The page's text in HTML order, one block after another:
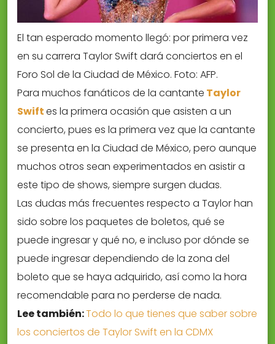
El tan esperado momento llegó: por primera vez
en su carrera Taylor Swift dará conciertos en el
Foro Sol de la Ciudad de México. Foto: AFP.
Para muchos fanáticos de la cantante Taylor
Swiftes la primera ocasión que asisten a un
concierto, pues es la primera vez que la cantante
se presenta en la Ciudad de México, pero aunque
muchos otros sean experimentados en asistir a
este tipo de shows, siempre surgen dudas.
Las dudas más frecuentes respecto a Taylor han
sido sobre los paquetes de boletos, qué se
puede ingresar y qué no, e incluso por dónde se
puede ingresar dependiendo de la zona del
boleto que se haya adquirido, así como la hora
recomendable para no perderse de nada.
Lee también:Todo lo que tienes que saber sobre
los conciertos de Taylor Swift en la CDMX